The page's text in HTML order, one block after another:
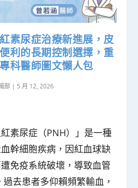
素尿症治療新進展，皮
利的長期控制選擇，重
科醫師圖文懶人包
部 | 5 月 12, 2026
紅素尿症（PNH）」是一種
幹細胞疾病，因紅血球缺
免疫系統破壞，導致血管
去患者多仰賴頻繁輸血，